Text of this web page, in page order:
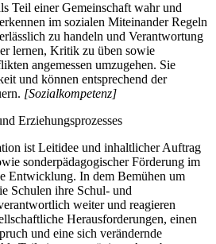
Teil einer Gemeinschaft wahr und
im sozialen Miteinander Regeln
zu handeln und Verantwortung
lernen, Kritik zu üben sowie
angemessen umzugehen. Sie
und können entsprechend der
[Sozialkompetenz]
Erziehungsprozesses
ist Leitidee und inhaltlicher Auftrag
sonderpädagogischer Förderung im
Entwicklung. In dem Bemühen um
Schulen ihre Schul- und
weiter und reagieren
Herausforderungen, einen
und eine sich verändernde